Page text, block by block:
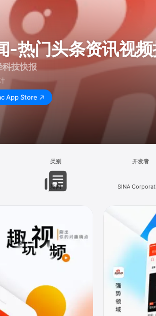
-热门头条资讯视
技快报
App Store
类别
新闻
开发者
SINA